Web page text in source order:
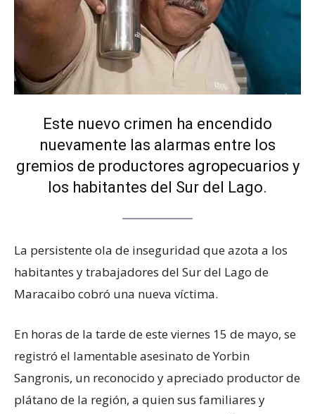
Este nuevo crimen ha encendido
nuevamente las alarmas entre los
gremios de productores agropecuarios y
los habitantes del Sur del Lago.
La persistente ola de inseguridad que azota a los
habitantes y trabajadores del Sur del Lago de
Maracaibo cobró una nueva víctima.
En horas de la tarde de este viernes 15 de mayo, se
registró el lamentable asesinato de Yorbin
Sangronis, un reconocido y apreciado productor de
plátano de la región, a quien sus familiares y